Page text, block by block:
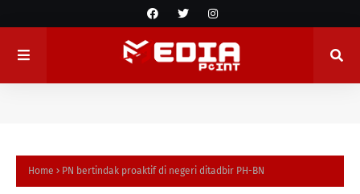
Home PN bertindak proaktif di negeri ditadbir PH-BN